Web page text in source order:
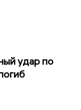
удар по